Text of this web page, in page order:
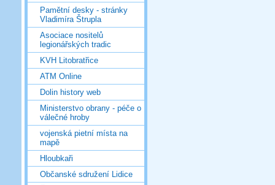
Pamětní desky - stránky
Vladimíra Štrupla
Asociace nositelů
legionářských tradic
KVH Litobratřice
ATM Online
Dolin history web
Ministerstvo obrany - péče o
válečné hroby
vojenská pietní místa na
mapě
Hloubkaři
Občanské sdružení Lidice